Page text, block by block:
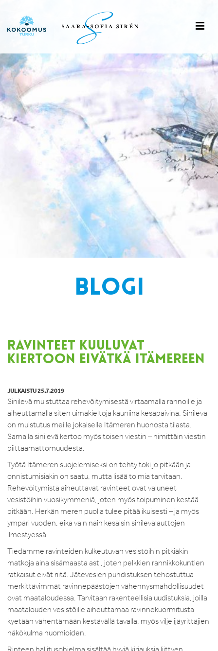
BLOGI
RAVINTEET KUULUVAT
KIERTOON EIVÄTKÄ ITÄMEREEN
JULKAISTU 25.7.2019
Sinilevä muistuttaa rehevöitymisestä virtaamalla rannoille ja
aiheuttamalla siten uimakieltoja kauniina kesäpäivinä. Sinilevä
on muistutus meille jokaiselle Itämeren huonosta tilasta.
Samalla sinilevä kertoo myös toisen viestin – nimittäin viestin
piittaamattomuudesta.
Työtä Itämeren suojelemiseksi on tehty toki jo pitkään ja
onnistumisiakin on saatu, mutta lisää toimia tarvitaan.
Rehevöitymistä aiheuttavat ravinteet ovat valuneet
vesistöihin vuosikymmeniä, joten myös toipuminen kestää
pitkään. Herkän meren puolia tulee pitää ikuisesti – ja myös
ympäri vuoden, eikä vain näin kesäisin sinilevälauttojen
ilmestyessä.
Tiedämme ravinteiden kulkeutuvan vesistöihin pitkiäkin
matkoja aina sisämaasta asti, joten pelkkien rannikkokuntien
ratkaisut eivät riitä. Jätevesien puhdistuksen tehostuttua
merkittävimmät ravinnepäästöjen vähennysmahdollisuudet
ovat maataloudessa. Tarvitaan rakenteellisia uudistuksia, joilla
maatalouden vesistöille aiheuttamaa ravinnekuormitusta
kyetään vähentämään kestävällä tavalla, myös viljelijäyrittäjien
näkökulma huomioiden.